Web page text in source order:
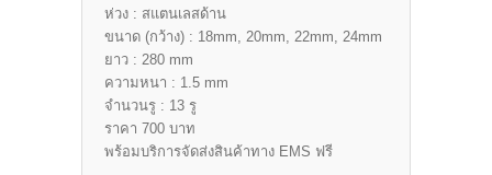
ห่วง : สแตนเลสด้าน
ขนาด (กว้าง) : 18mm, 20mm, 22mm, 24mm
ยาว : 280 mm
ความหนา : 1.5 mm
จำนวนรู : 13 รู
ราคา 700 บาท
พร้อมบริการจัดส่งสินค้าทาง EMS ฟรี